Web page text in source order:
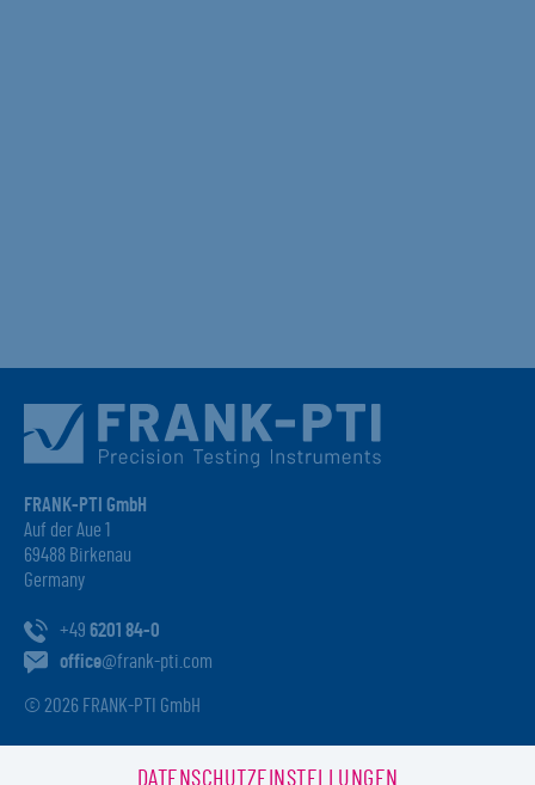
FRANK-PTI GmbH
Auf der Aue 1
69488 Birkenau
Germany
+49 6201 84-0
office@frank-pti.com
© 2026 FRANK-PTI GmbH
DATENSCHUTZEINSTELLUNGEN